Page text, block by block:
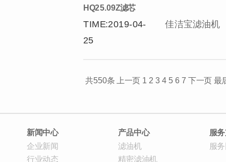
HQ25.09Z滤芯
TIME:2019-04-
25
佳洁宝滤油机
共550条 上一页 1 2 3 4 5 6 7 下一页 最
新闻中心
企业新闻
行业动态
产品中心
滤油机
精密滤油机
服
服